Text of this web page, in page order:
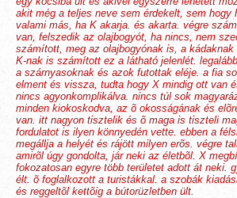
akit még a teljes neve sem érdekelt, sem hogy
valami más, ha K akarja. és akarta. végre
van, felszedik az olajbogyót, ha nincs, nem
számított, meg az olajbogyónak is, a
K-nak is számított ez a látható jelenlét.
a szárnyasoknak és azok futottak eléje. a fia
elment és vissza, tudta hogy X mindig ott van
nincs agyonkomplikálva. nincs túl sok
minden kiokoskodva, az õ okosságának és
van. itt nagyon tisztelik és õ maga is tiszteli
fordulatot is ilyen könnyedén vette. ebben a
megállja a helyét és rájött milyen erõs. végre
amirõl úgy gondolta, jár neki az életbõl. X
fokozatosan egyre több területet adott át neki.
élt. õ foglalkozott a turistákkal. a szobák
és reggeltõl kettõig a bútorüzletben ült.